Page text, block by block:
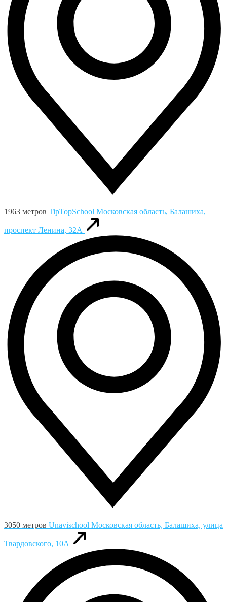
1963 метров TipTopSchool Московская область, Балашиха,
проспект Ленина, 32А
3050 метров Unavischool Московская область, Балашиха, улица
Твардовского, 10А